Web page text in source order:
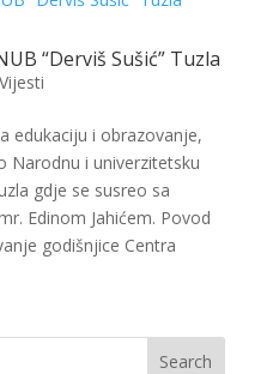
“Derviš Sušić” Tuzla
Vijesti
edukaciju i obrazovanje,
Narodnu i univerzitetsku
gdje se susreo sa
Edinom Jahićem. Povod
godišnjice Centra
Search